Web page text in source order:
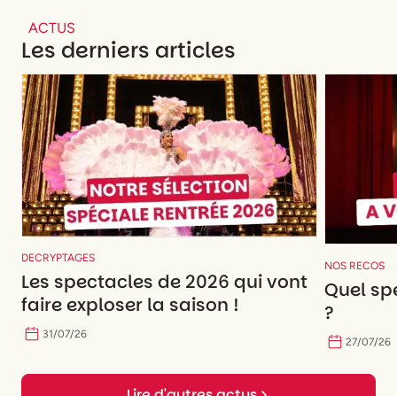
ACTUS
Les derniers articles
DECRYPTAGES
Les spectacles de 2026 qui vont
faire exploser la saison !
31/07/26
NOS RECOS
Quel
?
27/07/26